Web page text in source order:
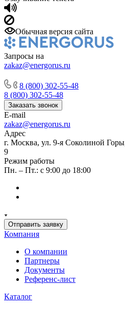
Обычная версия сайта
Запросы на
zakaz@energorus.ru
8 (800) 302-55-48
8 (800) 302-55-48
Заказать звонок
E-mail
zakaz@energorus.ru
Адрес
г. Москва, ул. 9-я Соколиной
9
Режим работы
Пн. – Пт.: с 9:00 до 18:00
Отправить заявку
Компания
О компании
Партнеры
Документы
Референс-лист
Каталог